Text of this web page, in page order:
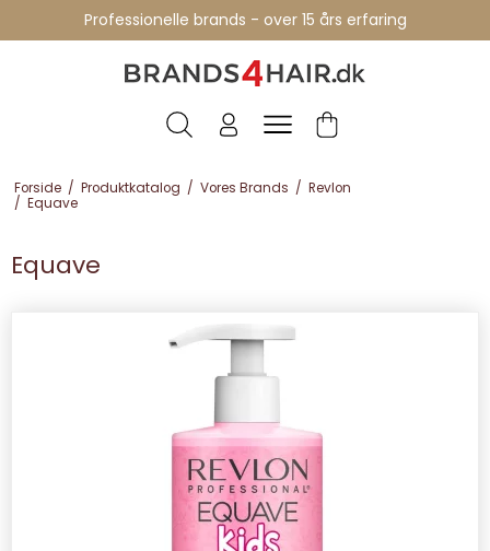
Professionelle brands - over 15 års erfaring
Forside / Produktkatalog / Vores Brands / Revlon
/ Equave
Equave